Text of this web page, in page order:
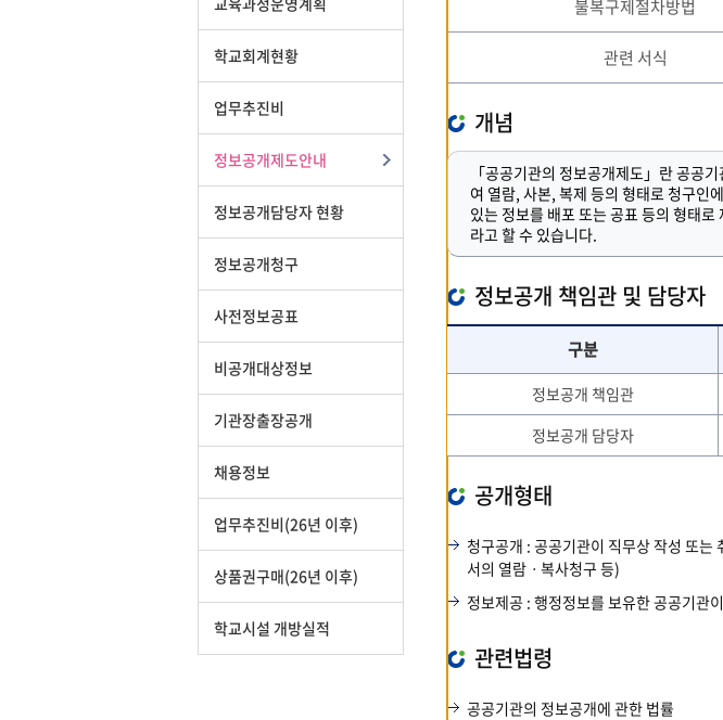
학교회계현황
업무추진비
정보공개제도안내
정보공개담당자 현황
정보공개청구
사전정보공표
비공개대상정보
기관장출장공개
채용정보
업무추진비(26년 이후)
상품권구매(26년 이후)
학교시설 개방실적
불복구제절차방법
관련 서식
개념
「공공기관의 정보공개제도」란 공공
여 열람, 사본, 복제 등의 형태로 청구인
있는 정보를 배포 또는 공표 등의 형태
라고 할 수 있습니다.
정보공개 책임관 및 담당자
구분
정보공개 책임관
정보공개 담당자
공개형태
청구공개 : 공공기관이 직무상 작성 또
서의 열람ㆍ복사청구 등)
정보제공 : 행정정보를 보유한 공공기관
관련법령
공공기관의 정보공개에 관한 법률